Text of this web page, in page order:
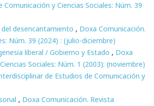
y Ciencias Sociales: Núm. 39
desencantamiento , Doxa Comunicación.
Núm. 39 (2024) : (julio-diciembre)
liberal / Gobierno y Estado , Doxa
Sociales: Núm. 1 (2003): (noviembre)
de Estudios de Comunicación y
, Doxa Comunicación. Revista